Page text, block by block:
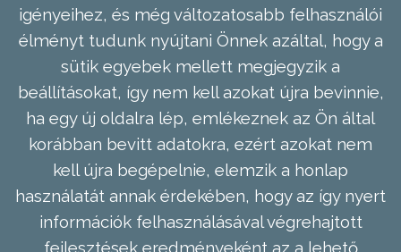
igényeihez, és még változatosabb felhasználói
élményt tudunk nyújtani Önnek azáltal, hogy a
sütik egyebek mellett megjegyzik a
beállításokat, így nem kell azokat újra bevinnie,
ha egy új oldalra lép, emlékeznek az Ön által
korábban bevitt adatokra, ezért azokat nem
kell újra begépelnie, elemzik a honlap
használatát annak érdekében, hogy az így nyert
információk felhasználásával végrehajtott
fejlesztések eredményeként az a lehető